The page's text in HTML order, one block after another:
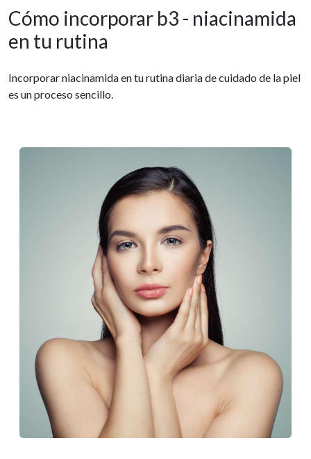
Cómo incorporar b3 - niacinamida
en tu rutina
Incorporar niacinamida en tu rutina diaria de cuidado de la piel
es un proceso sencillo.